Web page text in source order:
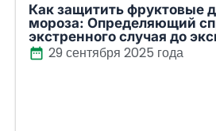
Как защитить фруктовые
мороза: Определяющий
экстренного случая до
29 сентября 2025 года